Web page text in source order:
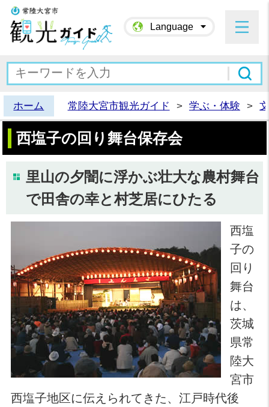
Language
ホーム 常陸大宮市観光ガイド > 学ぶ・体験 >
西塩子の回り舞台保存会
里山の夕闇に浮かぶ壮大な農村舞台
で田舎の幸と村芝居にひたる
西塩
子の
回り
舞台
は、
茨城
県常
陸大
宮市
西塩子地区に伝えられてきた、江戸時代後